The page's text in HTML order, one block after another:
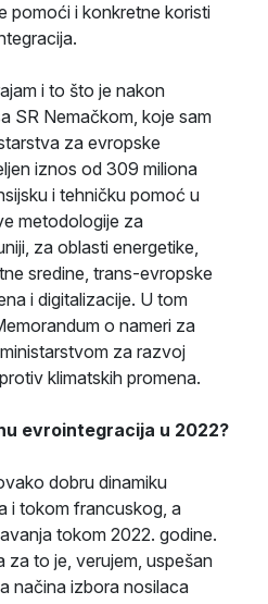
pomoći i konkretne koristi
i to što je nakon
SR Nemačkom, koje sam
za evropske
iznos od 309 miliona
i tehničku pomoć u
metodologije za
za oblasti energetike,
sredine, trans-evropske
i digitalizacije. U tom
o nameri za
za razvoj
klimatskih promena.
evrointegracija u 2022?
dobru dinamiku
i tokom francuskog, a
tokom 2022. godine.
za to je, verujem, uspešan
načina izbora nosilaca